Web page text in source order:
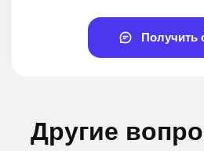
Получить
Другие